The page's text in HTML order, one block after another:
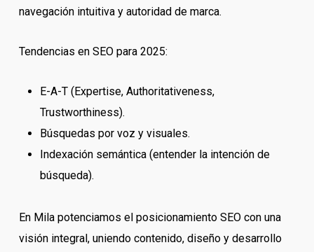
navegación intuitiva y autoridad de marca.
Tendencias en SEO para 2025:
E-A-T (Expertise, Authoritativeness,
Trustworthiness).
Búsquedas por voz y visuales.
Indexación semántica (entender la intención de
búsqueda).
En Mila potenciamos el posicionamiento SEO con una
visión integral, uniendo contenido, diseño y desarrollo